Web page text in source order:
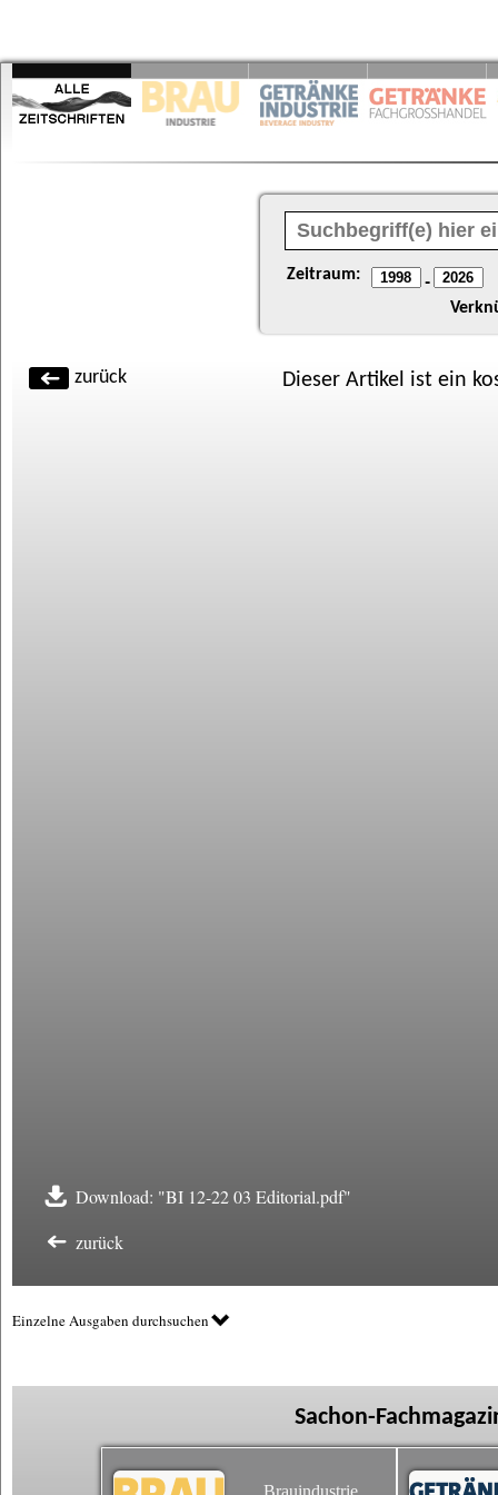
Zeitraum: -
zurück Dieser Artikel ist ein
Download: "BI 12-22 03 Editorial.pdf"
zurück
Einzelne Ausgaben durchsuchen
Sachon-
Brauindustrie